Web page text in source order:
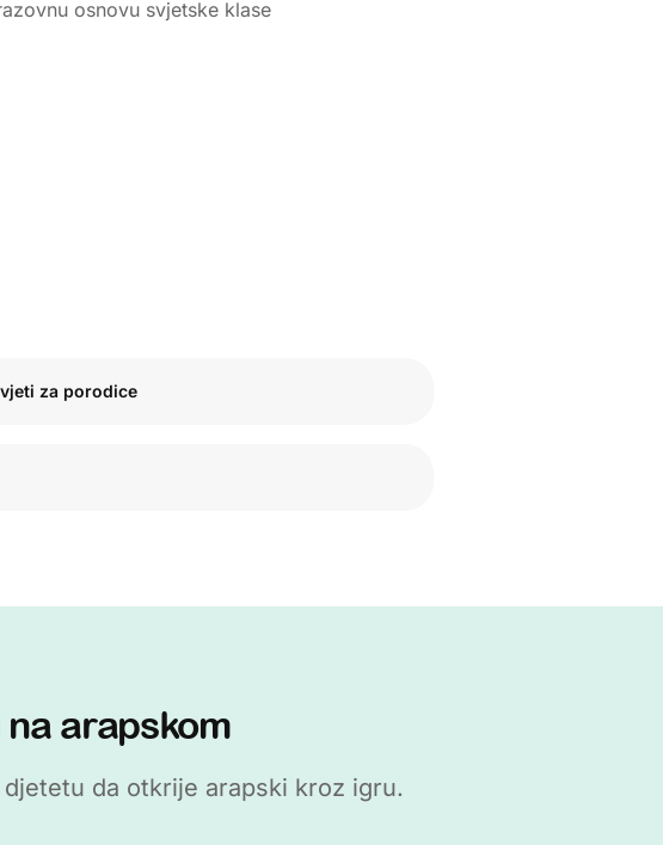
osnovu svjetske klase
za porodice
arapskom
da otkrije arapski kroz igru.